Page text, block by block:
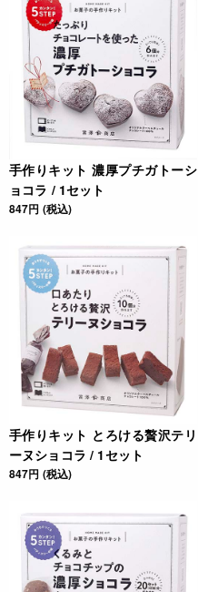
手作りキット 濃厚プチガトーシ
ョコラ / 1セット
847円 (税込)
手作りキット とろける贅沢テリ
ーヌショコラ / 1セット
847円 (税込)